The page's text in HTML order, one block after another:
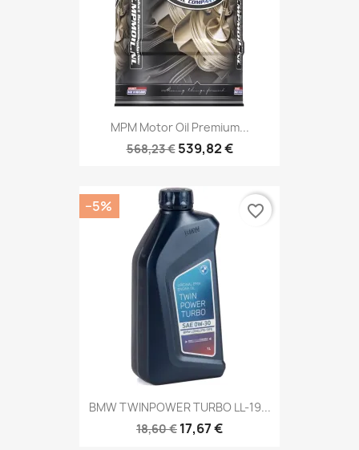
MPM Motor Oil Premium...
568,23 € 539,82 €
BMW TWINPOWER TURBO LL-19...
18,60 € 17,67 €
−5% favorite_border